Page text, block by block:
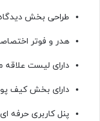
طراحی بخش
هدر و فوتر
دارای لیست علاقه
دارای بخش کیف
پنل کاربری حرفه ای